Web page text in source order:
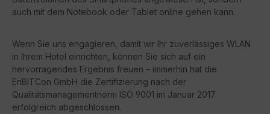
auch mit dem Notebook oder Tablet online gehen kann.
Wenn Sie uns engagieren, damit wir Ihr zuverlässiges WLAN
in Ihrem Hotel einrichten, können Sie sich auf ein
hervorragendes Ergebnis freuen – immerhin hat die
EnBITCon GmbH die Zertifizierung nach der
Qualitätsmanagementnorm ISO 9001 im Januar 2017
erfolgreich abgeschlossen.